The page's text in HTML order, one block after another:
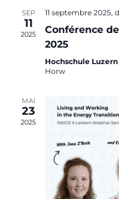
SEP
11
2025
11 septembre 2025,
Conférence
2025
Hochschule
Horw
MAI
23
2025